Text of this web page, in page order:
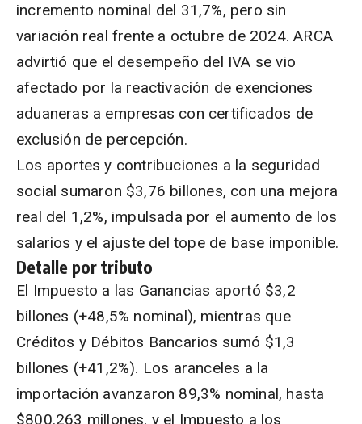
incremento nominal del 31,7%, pero sin
variación real frente a octubre de 2024. ARCA
advirtió que el desempeño del IVA se vio
afectado por la reactivación de exenciones
aduaneras a empresas con certificados de
exclusión de percepción.
Los aportes y contribuciones a la seguridad
social sumaron $3,76 billones, con una mejora
real del 1,2%, impulsada por el aumento de los
salarios y el ajuste del tope de base imponible.
Detalle por tributo
El Impuesto a las Ganancias aportó $3,2
billones (+48,5% nominal), mientras que
Créditos y Débitos Bancarios sumó $1,3
billones (+41,2%). Los aranceles a la
importación avanzaron 89,3% nominal, hasta
$800.263 millones, y el Impuesto a los